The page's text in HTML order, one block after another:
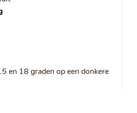
en 18 graden op een donkere